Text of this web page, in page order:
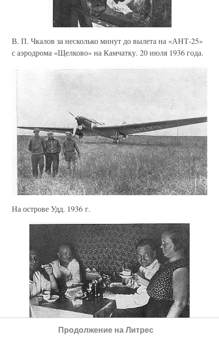
В. П. Чкалов за несколько минут до вылета на «АНТ-25»
с аэродрома «Щелково» на Камчатку. 20 июля 1936 года.
На острове Удд. 1936 г.
Продолжение на Литрес